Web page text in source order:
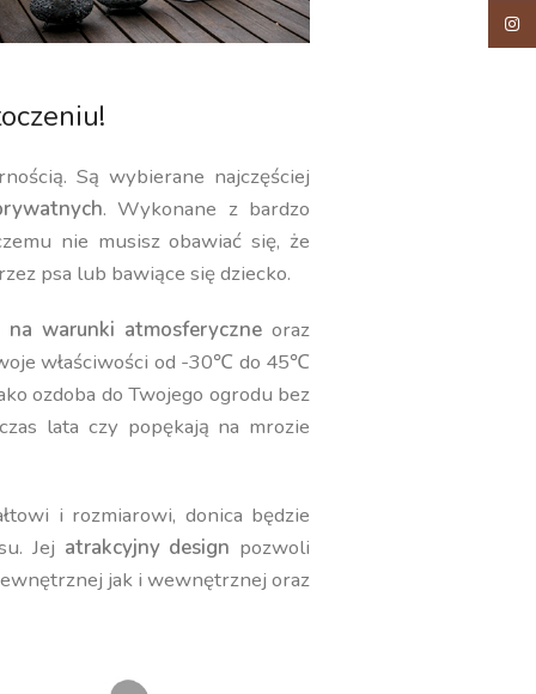
Są wybierane najczęściej
. Wykonane z bardzo
nie musisz obawiać się, że
psa lub bawiące się dziecko.
na warunki atmosferyczne oraz
właściwości od -30℃ do 45℃
ozdoba do Twojego ogrodu bez
lata czy popękają na mrozie
i rozmiarowi, donica będzie
Jej atrakcyjny design pozwoli
jak i wewnętrznej oraz